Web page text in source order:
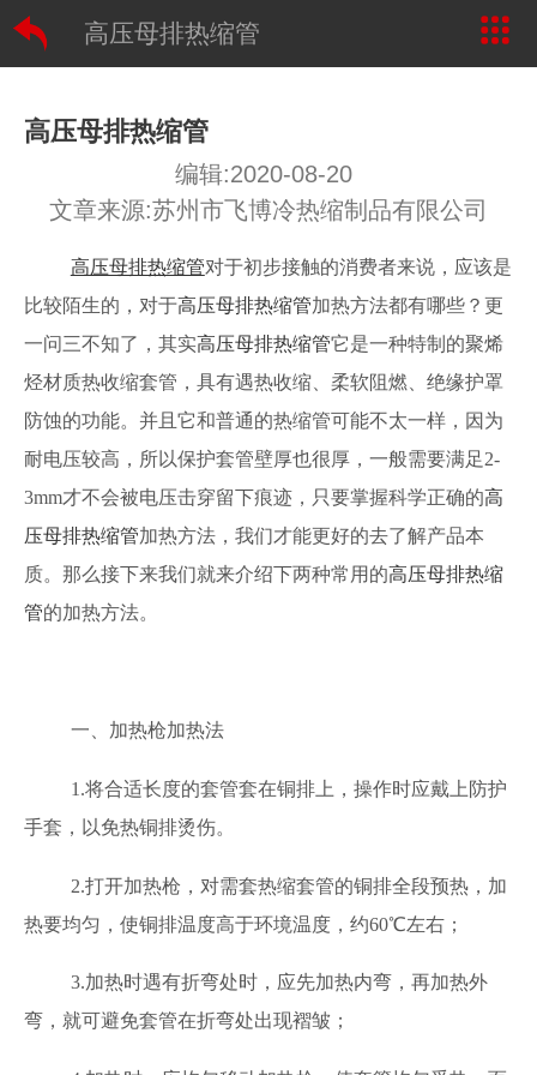
高压母排热缩管
高压母排热缩管
编辑:2020-08-20
文章来源:苏州市飞博冷热缩制品有限公司
高压母排热缩管对于初步接触的消费者来说，应该是
比较陌生的，对于高压母排热缩管加热方法都有哪些？更
一问三不知了，其实高压母排热缩管它是一种特制的聚烯
烃材质热收缩套管，具有遇热收缩、柔软阻燃、绝缘护罩
防蚀的功能。并且它和普通的热缩管可能不太一样，因为
耐电压较高，所以保护套管壁厚也很厚，一般需要满足2-
3mm才不会被电压击穿留下痕迹，只要掌握科学正确的高
压母排热缩管加热方法，我们才能更好的去了解产品本
质。那么接下来我们就来介绍下两种常用的高压母排热缩
管的加热方法。
一、加热枪加热法
1.将合适长度的套管套在铜排上，操作时应戴上防护
手套，以免热铜排烫伤。
2.打开加热枪，对需套热缩套管的铜排全段预热，加
热要均匀，使铜排温度高于环境温度，约60℃左右；
3.加热时遇有折弯处时，应先加热内弯，再加热外
弯，就可避免套管在折弯处出现褶皱；